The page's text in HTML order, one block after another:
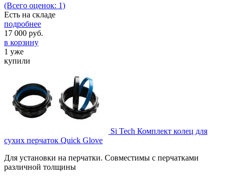
(Всего оценок: 1)
Есть на складе
подробнее
17 000 руб.
в корзину
1 уже
купили
Si Tech Комплект колец для
сухих перчаток Quick Glove
Для установки на перчатки. Совместимы с перчатками
различной толщины